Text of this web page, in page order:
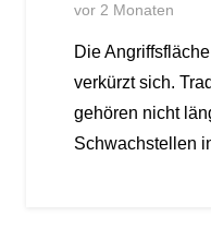
vor 2 Monaten
Die
verkürzt sich.
gehören nicht
Schwachstellen